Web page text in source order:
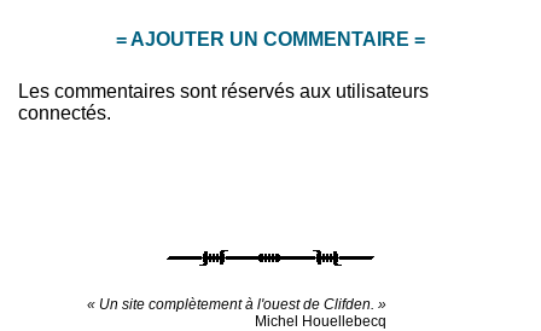
= AJOUTER UN COMMENTAIRE =
Les commentaires sont réservés aux utilisateurs
connectés.
« Un site complètement à l'ouest de Clifden. »
Michel Houellebecq